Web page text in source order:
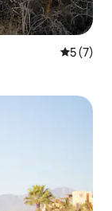
5 de
5 (7)